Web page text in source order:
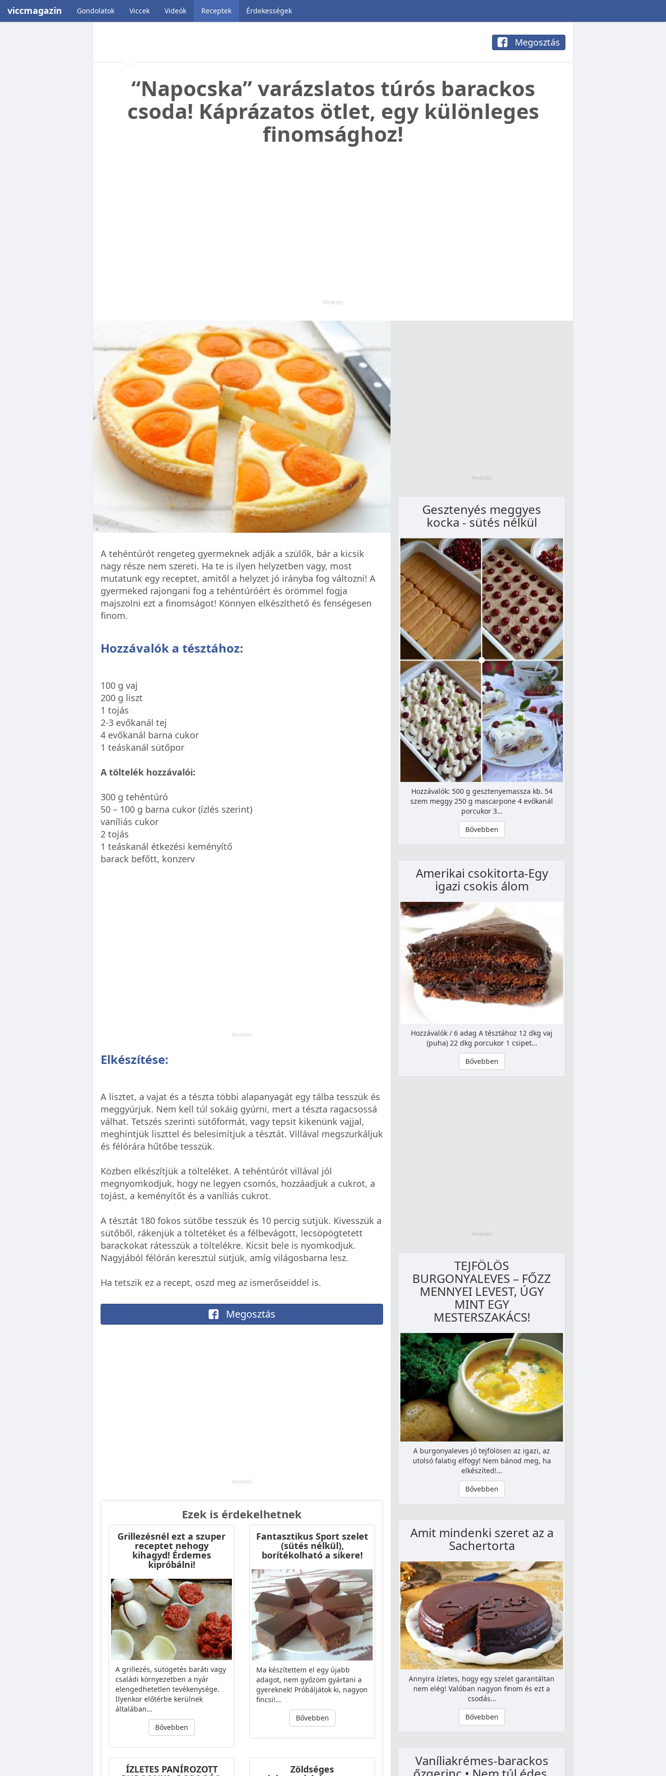
viccmagazin Gondolatok Viccek Videók Receptek Érdekességek
Megosztás
“Napocska” varázslatos túrós barackos
csoda! Káprázatos ötlet, egy különleges
finomsághoz!
A tehéntúrót rengeteg gyermeknek adják a szülők, bár a kicsik
nagy része nem szereti. Ha te is ilyen helyzetben vagy, most
mutatunk egy receptet, amitől a helyzet jó irányba fog változni! A
gyermeked rajongani fog a tehéntúróért és örömmel fogja
majszolni ezt a finomságot! Könnyen elkészíthető és fenségesen
finom.
Hozzávalók a tésztához:
100 g vaj
200 g liszt
1 tojás
2-3 evőkanál tej
4 evőkanál barna cukor
1 teáskanál sütőpor
A töltelék hozzávalói:
300 g tehéntúró
50 – 100 g barna cukor (ízlés szerint)
vaníliás cukor
2 tojás
1 teáskanál étkezési keményítő
barack befőtt, konzerv
Elkészítése:
A lisztet, a vajat és a tészta többi alapanyagát egy tálba tesszük és
meggyúrjuk. Nem kell túl sokáig gyúrni, mert a tészta ragacsossá
válhat. Tetszés szerinti sütőformát, vagy tepsit kikenünk vajjal,
meghintjük liszttel és belesimítjuk a tésztát. Villával megszurkáljuk
és félórára hűtőbe tesszük.
Közben elkészítjük a tölteléket. A tehéntúrót villával jól
megnyomkodjuk, hogy ne legyen csomós, hozzáadjuk a cukrot, a
tojást, a keményítőt és a vaníliás cukrot.
A tésztát 180 fokos sütőbe tesszük és 10 percig sütjük. Kivesszük a
sütőből, rákenjük a töltetéket és a félbevágott, lecsöpögtetett
barackokat rátesszük a töltelékre. Kicsit bele is nyomkodjuk.
Nagyjából félórán keresztül sütjük, amíg világosbarna lesz.
Ha tetszik ez a recept, oszd meg az ismerőseiddel is.
Megosztás
Ezek is érdekelhetnek
Grillezésnél ezt a szuper
receptet nehogy
kihagyd! Érdemes
kipróbálni!
A grillezés, sütögetés baráti vagy
családi környezetben a nyár
elengedhetetlen tevékenysége.
Ilyenkor előtérbe kerülnek
általában…
Bővebben
Fantasztikus Sport szelet
(sütés nélkül),
borítékolható a sikere!
Ma készítettem el egy újabb
adagot, nem győzöm gyártani a
gyereknek! Próbáljátok ki, nagyon
fincsi!…
Bővebben
ÍZLETES PANÍROZOTT Zöldséges
Gesztenyés meggyes
kocka - sütés nélkül
Hozzávalók: 500 g gesztenyemassza kb. 54
szem meggy 250 g mascarpone 4 evőkanál
porcukor 3…
Bővebben
Amerikai csokitorta-Egy
igazi csokis álom
Hozzávalók / 6 adag A tésztához 12 dkg vaj
(puha) 22 dkg porcukor 1 csipet…
Bővebben
TEJFÖLÖS
BURGONYALEVES – FŐZZ
MENNYEI LEVEST, ÚGY
MINT EGY
MESTERSZAKÁCS!
A burgonyaleves jó tejfölösen az igazi, az
utolsó falatig elfogy! Nem bánod meg, ha
elkészíted!…
Bővebben
Amit mindenki szeret az a
Sachertorta
Annyira ízletes, hogy egy szelet garantáltan
nem elég! Valóban nagyon finom és ezt a
csodás…
Bővebben
Vaníliakrémes-barackos